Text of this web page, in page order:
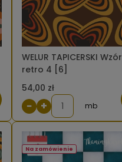
WELUR TAPICERSKI Wzór
retro 4 [6]
54,00 zł
− + mb
Na zamówienie